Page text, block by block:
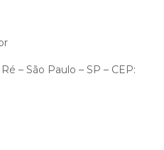
– São Paulo – SP – CEP: